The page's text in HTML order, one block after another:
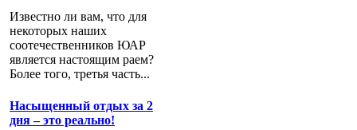
Известно ли вам, что для
некоторых наших
соотечественников ЮАР
является настоящим раем?
Более того, третья часть...
Насыщенный отдых за 2
дня – это реально!